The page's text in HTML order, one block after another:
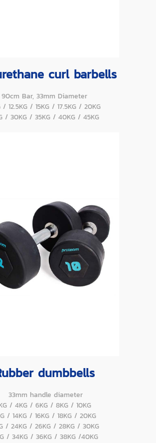
curl barbells
90cm Bar, 33mm Diameter
/ 12.5KG / 15KG / 17.5KG / 20KG
/ 30KG / 35KG / 40KG / 45KG
dumbbells
33mm handle diameter
/ 4KG / 6KG / 8KG / 10KG
/ 14KG / 16KG / 18KG / 20KG
/ 24KG / 26KG / 28KG / 30KG
/ 34KG / 36KG / 38KG /40KG